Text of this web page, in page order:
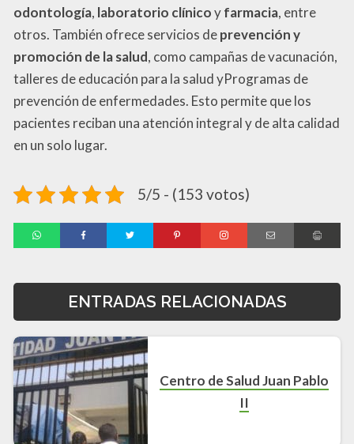
odontología, laboratorio clínicoyfarmacia, entre
otros. También ofrece servicios deprevención y
promoción de la salud, como campañas de vacunación,
talleres de educación para la salud yProgramas de
prevención de enfermedades. Esto permite que los
pacientes reciban una atención integral y de alta calidad
en un solo lugar.
5/5 - (153 votos)
ENTRADAS RELACIONADAS
Centro de Salud Juan Pablo
II